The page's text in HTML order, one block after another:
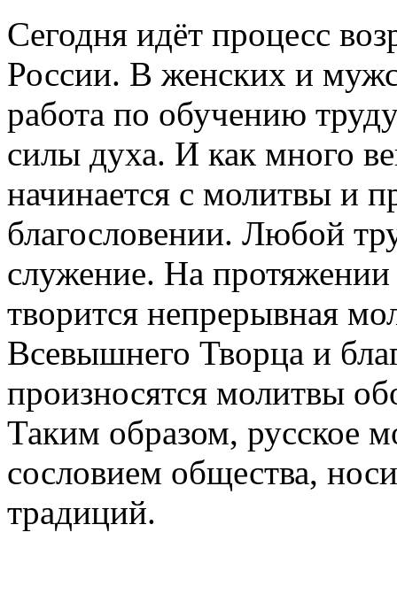
Сегодня идёт процесс
России. В женских и
работа по обучению
силы духа. И как много
начинается с молитвы и
благословении. Любой
служение. На
творится непрерывная
Всевышнего Творца и
произносятся молитвы
Таким образом, русское
сословием общества,
традиций.